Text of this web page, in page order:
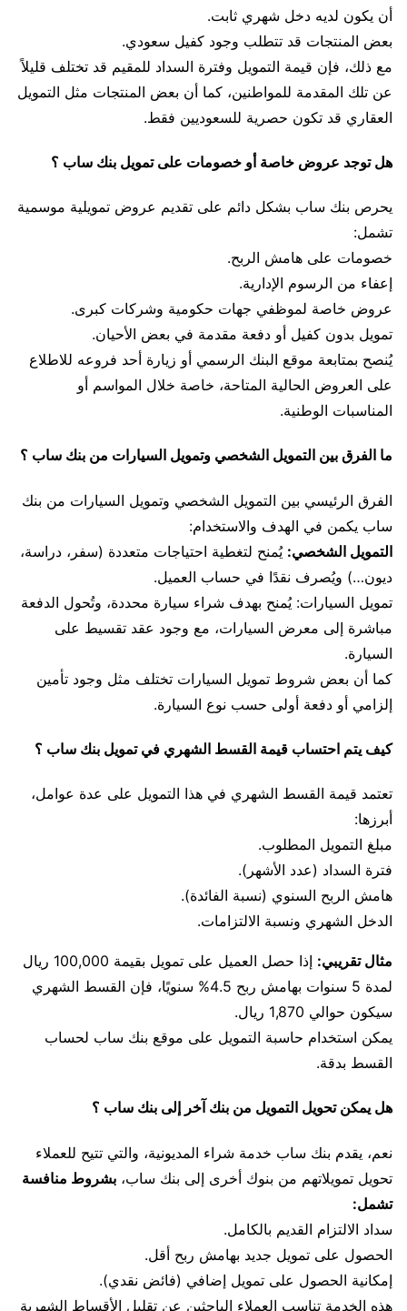
أن يكون لديه دخل شهري ثابت.
بعض المنتجات قد تتطلب وجود كفيل سعودي.
مع ذلك، فإن قيمة التمويل وفترة السداد للمقيم قد تختلف قليلاً
عن تلك المقدمة للمواطنين، كما أن بعض المنتجات مثل التمويل
العقاري قد تكون حصرية للسعوديين فقط.
هل توجد عروض خاصة أو خصومات على تمويل بنك ساب ؟
يحرص بنك ساب بشكل دائم على تقديم عروض تمويلية موسمية
تشمل:
خصومات على هامش الربح.
إعفاء من الرسوم الإدارية.
عروض خاصة لموظفي جهات حكومية وشركات كبرى.
تمويل بدون كفيل أو دفعة مقدمة في بعض الأحيان.
يُنصح بمتابعة موقع البنك الرسمي أو زيارة أحد فروعه للاطلاع
على العروض الحالية المتاحة، خاصة خلال المواسم أو
المناسبات الوطنية.
ما الفرق بين التمويل الشخصي وتمويل السيارات من بنك ساب ؟
الفرق الرئيسي بين التمويل الشخصي وتمويل السيارات من بنك
ساب يكمن في الهدف والاستخدام:
التمويل الشخصي: يُمنح لتغطية احتياجات متعددة (سفر، دراسة،
ديون…) ويُصرف نقدًا في حساب العميل.
تمويل السيارات: يُمنح بهدف شراء سيارة محددة، وتُحول الدفعة
مباشرة إلى معرض السيارات، مع وجود عقد تقسيط على
السيارة.
كما أن بعض شروط تمويل السيارات تختلف مثل وجود تأمين
إلزامي أو دفعة أولى حسب نوع السيارة.
كيف يتم احتساب قيمة القسط الشهري في تمويل بنك ساب ؟
تعتمد قيمة القسط الشهري في هذا التمويل على عدة عوامل،
أبرزها:
مبلغ التمويل المطلوب.
فترة السداد (عدد الأشهر).
هامش الربح السنوي (نسبة الفائدة).
الدخل الشهري ونسبة الالتزامات.
مثال تقريبي:
إذا حصل العميل على تمويل بقيمة 100,000 ريال
لمدة 5 سنوات بهامش ربح 4.5% سنويًا، فإن القسط الشهري
سيكون حوالي 1,870 ريال.
يمكن استخدام حاسبة التمويل على موقع بنك ساب لحساب
القسط بدقة.
هل يمكن تحويل التمويل من بنك آخر إلى بنك ساب ؟
نعم، يقدم بنك ساب خدمة شراء المديونية، والتي تتيح للعملاء
تحويل تمويلاتهم من بنوك أخرى إلى بنك ساب، بشروط منافسة
تشمل:
سداد الالتزام القديم بالكامل.
الحصول على تمويل جديد بهامش ربح أقل.
إمكانية الحصول على تمويل إضافي (فائض نقدي).
هذه الخدمة تناسب العملاء الباحثين عن تقليل الأقساط الشهرية